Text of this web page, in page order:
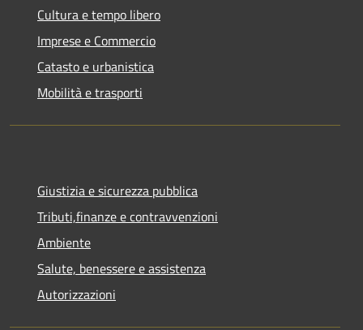
Cultura e tempo libero
Imprese e Commercio
Catasto e urbanistica
Mobilità e trasporti
Giustizia e sicurezza pubblica
Tributi,finanze e contravvenzioni
Ambiente
Salute, benessere e assistenza
Autorizzazioni